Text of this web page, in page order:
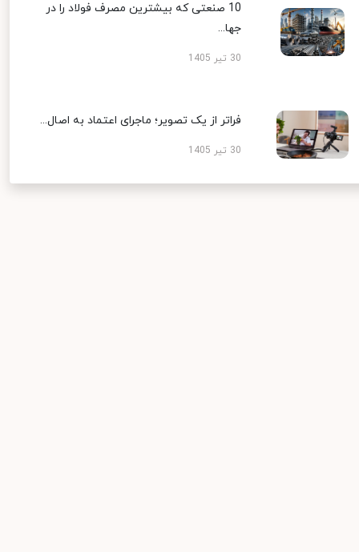
10 صنعتی که بیشترین مصرف فولاد را در
جها...
30 تیر 1405
فراتر از یک تصویر؛ ماجرای اعتماد به اصال...
30 تیر 1405